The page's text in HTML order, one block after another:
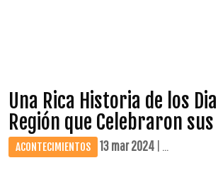
Una Rica Historia de los
Región que Celebraron
ACONTECIMIENTOS 13 mar 2024 | ...